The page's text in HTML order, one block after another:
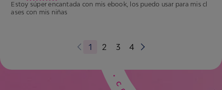
Estoy súper encantada con mis ebook, los puedo usar para mis cl
ases con mis niñas
1 2 3 4